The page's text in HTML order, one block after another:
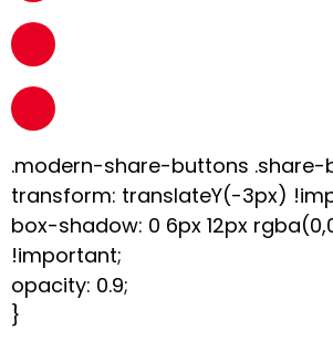
.modern-share-buttons .share-
transform: translateY(-3px)
box-shadow: 0 6px 12px
!important;
opacity: 0.9;
}